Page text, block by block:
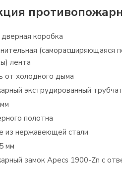
коробка
(саморасширяющаяся
лента
от холодного дыма
экструдированный
полотна
из нержавеющей стали
мм
замок Apecs 1900-Zn с